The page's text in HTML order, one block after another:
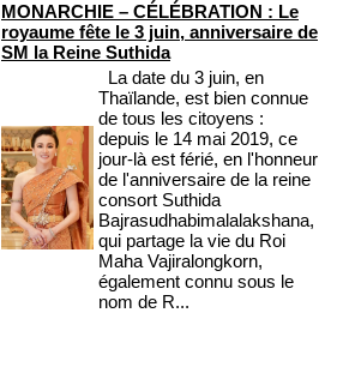
MONARCHIE – CÉLÉBRATION : Le
royaume fête le 3 juin, anniversaire de
SM la Reine Suthida
La date du 3 juin, en
Thaïlande, est bien connue
de tous les citoyens :
depuis le 14 mai 2019, ce
jour-là est férié, en l'honneur
de l'anniversaire de la reine
consort Suthida
Bajrasudhabimalalakshana,
qui partage la vie du Roi
Maha Vajiralongkorn,
également connu sous le
nom de R...